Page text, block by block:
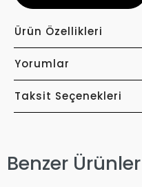
Ürün Özellikleri
Yorumlar
Taksit Seçenekleri
Benzer Ürünler